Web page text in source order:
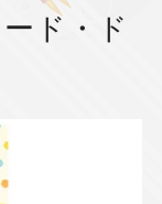
ド・ド